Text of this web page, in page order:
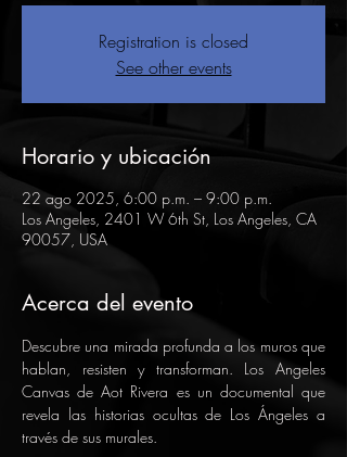
Registration is closed
See other events
Horario y ubicación
22 ago 2025, 6:00 p.m. – 9:00 p.m.
Los Angeles, 2401 W 6th St, Los Angeles, CA
90057, USA
Acerca del evento
Descubre una mirada profunda a los muros que
hablan, resisten y transforman. Los Angeles
Canvas de Aot Rivera es un documental que
revela las historias ocultas de Los Ángeles a
través de sus murales.